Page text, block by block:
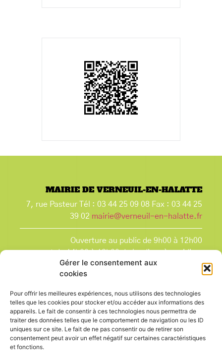
Gérer le consentement aux
cookies
Pour offrir les meilleures expériences, nous utilisons des technologies
telles que les cookies pour stocker et/ou accéder aux informations des
appareils. Le fait de consentir à ces technologies nous permettra de
traiter des données telles que le comportement de navigation ou les ID
uniques sur ce site. Le fait de ne pas consentir ou de retirer son
consentement peut avoir un effet négatif sur certaines caractéristiques
et fonctions.
MAIRIE DE VERNEUIL-EN-HALATTE
7, rue Pasteur Tél : 03 44 25 09 08 Fax : 03 44 25
39 02 mairie@verneuil-en-halatte.fr
Ouverture au public de 9h00 à 12h00
et de 14h00 à 18h00 du lundi après-midi au
vendredi,
et le samedi de 9h00 à 12h00.
que les jours fériés.